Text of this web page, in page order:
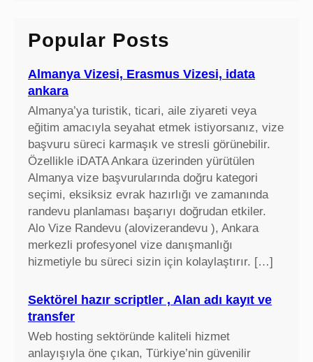
h
Popular Posts
Almanya Vizesi, Erasmus Vizesi, idata
ankara
Almanya’ya turistik, ticari, aile ziyareti veya
eğitim amacıyla seyahat etmek istiyorsanız, vize
başvuru süreci karmaşık ve stresli görünebilir.
Özellikle iDATA Ankara üzerinden yürütülen
Almanya vize başvurularında doğru kategori
seçimi, eksiksiz evrak hazırlığı ve zamanında
randevu planlaması başarıyı doğrudan etkiler.
Alo Vize Randevu (alovizerandevu ), Ankara
merkezli profesyonel vize danışmanlığı
hizmetiyle bu süreci sizin için kolaylaştırır. […]
Sektörel hazır scriptler , Alan adı kayıt ve
transfer
Web hosting sektöründe kaliteli hizmet
anlayışıyla öne çıkan, Türkiye’nin güvenilir